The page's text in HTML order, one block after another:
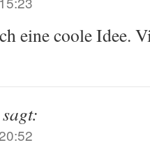
eine coole Idee.
sagt: